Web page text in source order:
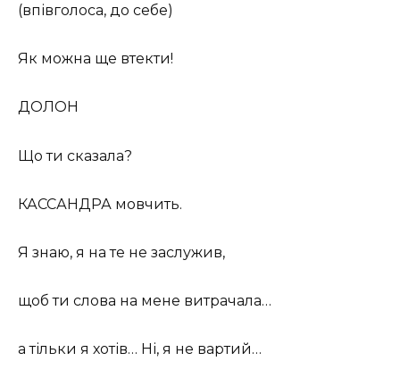
(впівголоса, до себе)
Як можна ще втекти!
ДОЛОН
Що ти сказала?
КАССАНДРА мовчить.
Я знаю, я на те не заслужив,
щоб ти слова на мене витрачала…
а тільки я хотів… Ні, я не вартий…